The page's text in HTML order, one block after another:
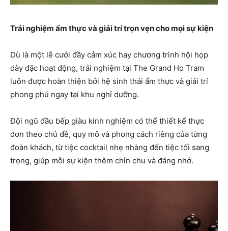
Trải nghiệm ẩm thực và giải trí trọn vẹn cho mọi sự kiện
Dù là một lễ cưới đầy cảm xúc hay chương trình hội họp
dày đặc hoạt động, trải nghiệm tại The Grand Ho Tram
luôn được hoàn thiện bởi hệ sinh thái ẩm thực và giải trí
phong phú ngay tại khu nghỉ dưỡng.
Đội ngũ đầu bếp giàu kinh nghiệm có thể thiết kế thực
đơn theo chủ đề, quy mô và phong cách riêng của từng
đoàn khách, từ tiệc cocktail nhẹ nhàng đến tiệc tối sang
trọng, giúp mỗi sự kiện thêm chỉn chu và đáng nhớ.